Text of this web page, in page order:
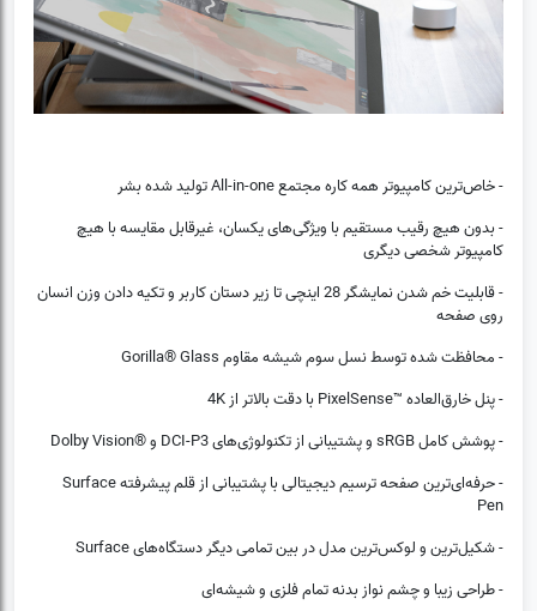
- خاص‌ترین کامپیوتر همه کاره مجتمع All-in-one تولید شده بشر
- بدون هیچ رقیب مستقیم با ویژگی‌های یکسان، غیرقابل مقایسه با هیچ
کامپیوتر شخصی دیگری
- قابلیت خم شدن نمایشگر 28 اینچی تا زیر دستان کاربر و تکیه دادن وزن انسان
روی صفحه
- محافظت شده توسط نسل سوم شیشه مقاوم Gorilla® Glass
- پنل خارق‌العاده ™PixelSense با دقت بالاتر از 4K
- پوشش کامل sRGB و پشتیبانی از تکنولوژی‌های DCI-P3 و ®Dolby Vision
- حرفه‌ای‌ترین صفحه ترسیم دیجیتالی با پشتیبانی از قلم پیشرفته Surface
Pen
- شکیل‌ترین و لوکس‌ترین مدل در بین تمامی دیگر دستگاه‌های Surface
- طراحی زیبا و چشم نواز بدنه تمام فلزی و شیشه‌ای